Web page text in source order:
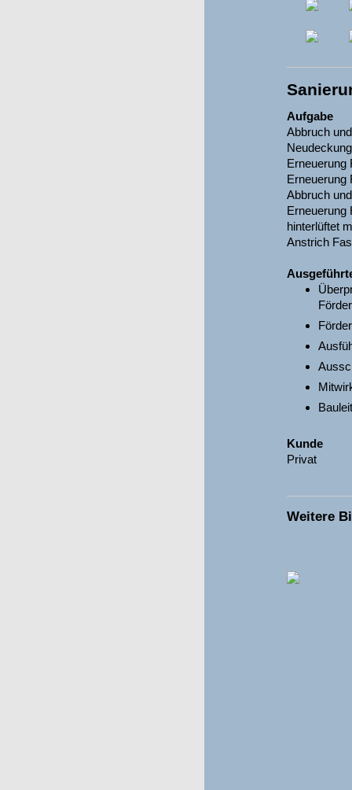
Aufgabe
Abbruch
Erneuerung
Erneuerung
Abbruch
Erneuerung
hinterlüftet
Anstrich
Kunde
Privat
Weitere